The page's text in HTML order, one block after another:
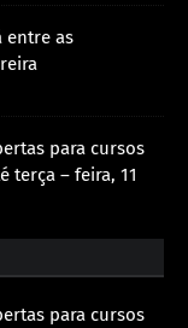
entre as
para cursos
terça – feira, 11
para cursos